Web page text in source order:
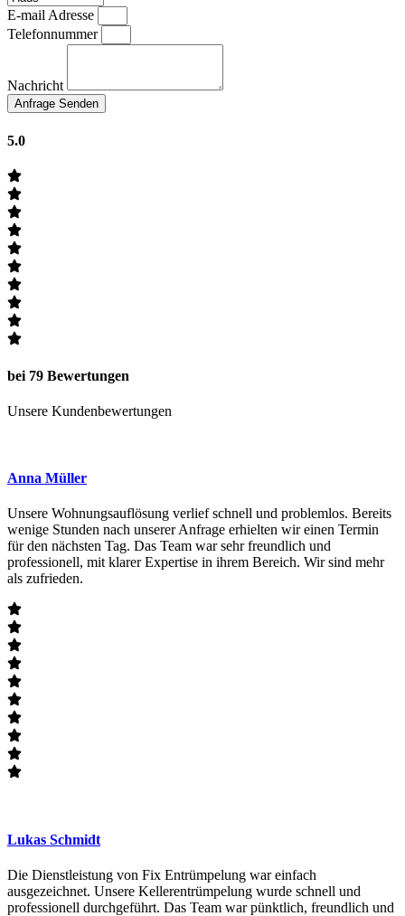
E-mail Adresse
Telefonnummer
Nachricht
Anfrage Senden
5.0
bei 79 Bewertungen
Unsere Kundenbewertungen
Anna Müller
Unsere Wohnungsauflösung verlief schnell und problemlos. Bereits
wenige Stunden nach unserer Anfrage erhielten wir einen Termin
für den nächsten Tag. Das Team war sehr freundlich und
professionell, mit klarer Expertise in ihrem Bereich. Wir sind mehr
als zufrieden.
Lukas Schmidt
Die Dienstleistung von Fix Entrümpelung war einfach
ausgezeichnet. Unsere Kellerentrümpelung wurde schnell und
professionell durchgeführt. Das Team war pünktlich, freundlich und